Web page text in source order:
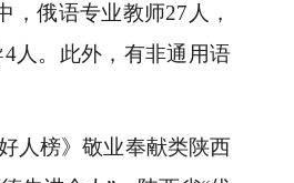
俄语专业教师27人，
人。此外，有非通用语
人榜》敬业奉献类陕西